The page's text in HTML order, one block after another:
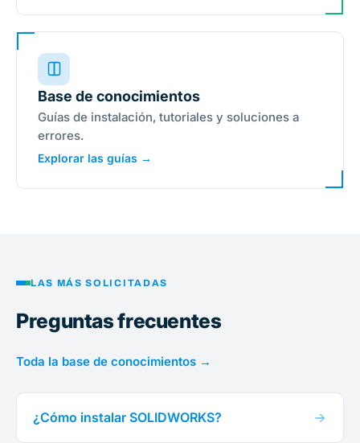
Base de conocimientos
Guías de instalación, tutoriales y soluciones a
errores.
Explorar las guías →
LAS MÁS SOLICITADAS
Preguntas frecuentes
Toda la base de conocimientos →
¿Cómo instalar SOLIDWORKS?